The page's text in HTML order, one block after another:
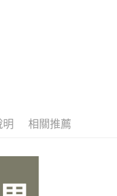
明 相關推薦